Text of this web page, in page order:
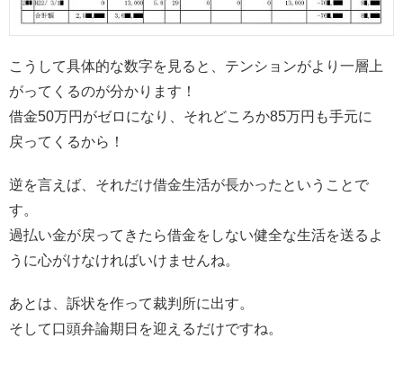
こうして具体的な数字を見ると、テンションがより一層上
がってくるのが分かります！
借金50万円がゼロになり、それどころか85万円も手元に
戻ってくるから！
逆を言えば、それだけ借金生活が長かったということで
す。
過払い金が戻ってきたら借金をしない健全な生活を送るよ
うに心がけなければいけませんね。
あとは、訴状を作って裁判所に出す。
そして口頭弁論期日を迎えるだけですね。